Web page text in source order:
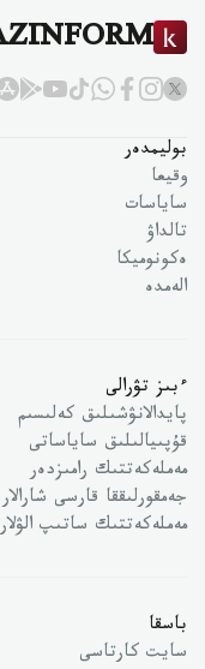
بوليمدەر
وقيعا
ساياسات
تالداۋ
ەكونوميكا
الەمدە
ءبىز تۋرالى
پايدالانۋشىلىق كەلىسىم
قۇپىيالىلىق ساياساتى
مەملەكەتتىك رامىزدەر
جەمقورلىققا قارسى شارالار
مەملەكەتتىك ساتىپ الۋلار
باسقا
سايت كارتاسى